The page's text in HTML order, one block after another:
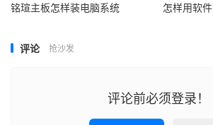
铭瑄主板怎样装电脑系统 怎样用软
评论 抢沙发
评论前必须登录！